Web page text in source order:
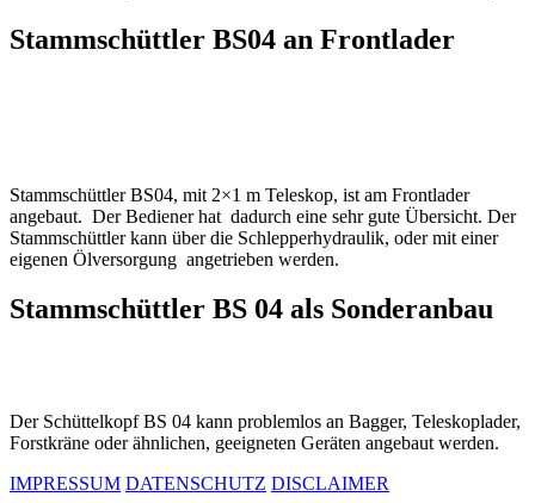
Stammschüttler BS04 an Frontlader
Stammschüttler BS04, mit 2×1 m Teleskop, ist am Frontlader
angebaut. Der Bediener hat dadurch eine sehr gute Übersicht. Der
Stammschüttler kann über die Schlepperhydraulik, oder mit einer
eigenen Ölversorgung angetrieben werden.
Stammschüttler BS 04 als Sonderanbau
Der Schüttelkopf BS 04 kann problemlos an Bagger, Teleskoplader,
Forstkräne oder ähnlichen, geeigneten Geräten angebaut werden.
IMPRESSUM DATENSCHUTZ DISCLAIMER